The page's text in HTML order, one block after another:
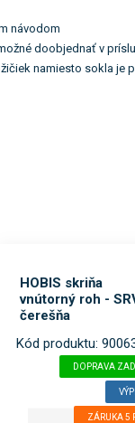
návodom
doobjednať v
namiesto sokla je
HOBIS skriňa
vnútorný roh -
čerešňa
Kód produktu:
DOPRAVA
ZÁRUKA 5